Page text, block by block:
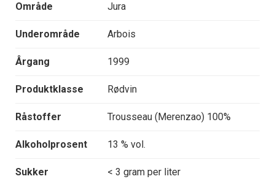
Område Jura
Underområde Arbois
Årgang 1999
Produktklasse Rødvin
Råstoffer Trousseau (Merenzao) 100%
Alkoholprosent 13 % vol.
Sukker < 3 gram per liter